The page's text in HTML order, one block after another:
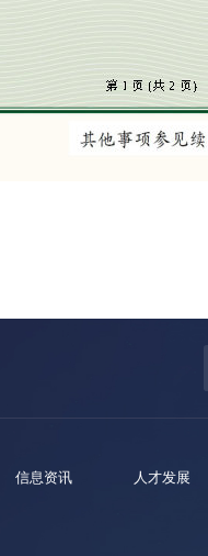
信息资讯 人才发展